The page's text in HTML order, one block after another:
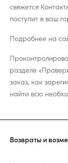
свяжется
поступит в ваш
Подробнее на
разделе
заказ, как
найти всю
Возвраты и